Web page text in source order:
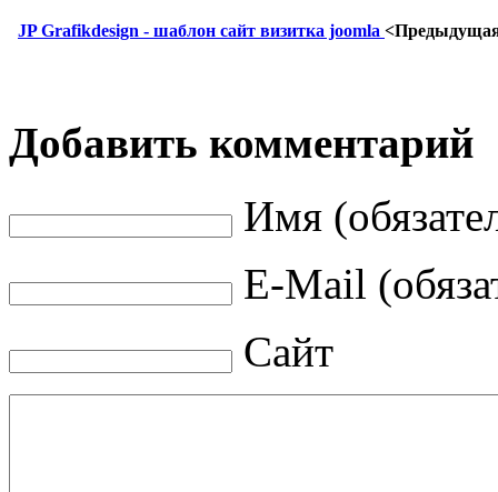
JP Grafikdesign - шаблон сайт визитка joomla
Добавить комментарий
Имя
E-Mail
Сайт